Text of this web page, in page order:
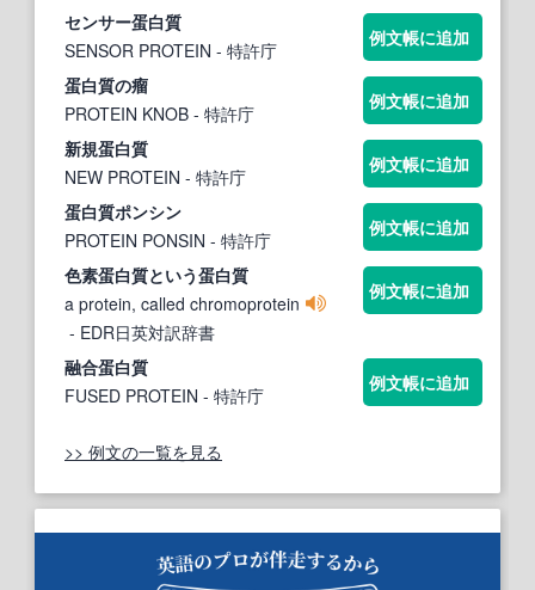
センサー蛋白質
SENSOR PROTEIN - 特許庁
例文帳に追加
蛋白質の瘤
PROTEIN KNOB - 特許庁
例文帳に追加
新規蛋白質
NEW PROTEIN - 特許庁
例文帳に追加
蛋白質ポンシン
PROTEIN PONSIN - 特許庁
例文帳に追加
色素蛋白質という蛋白質
a protein, called chromoprotein
- EDR日英対訳辞書
例文帳に追加
融合蛋白質
FUSED PROTEIN - 特許庁
例文帳に追加
>> 例文の一覧を見る